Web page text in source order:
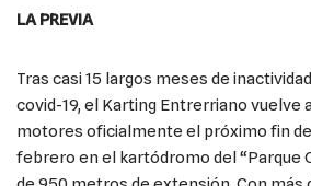
LA PREVIA
Tras casi 15 largos meses de
covid-19, el Karting Entrerriano vuelve
motores oficialmente el próximo fin de
febrero en el kartódromo del “Parque